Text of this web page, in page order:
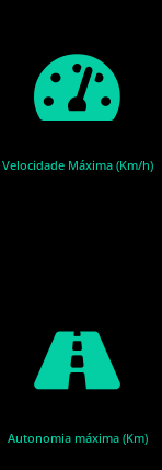
Velocidade Máxima (Km/h)
Autonomia máxima (Km)